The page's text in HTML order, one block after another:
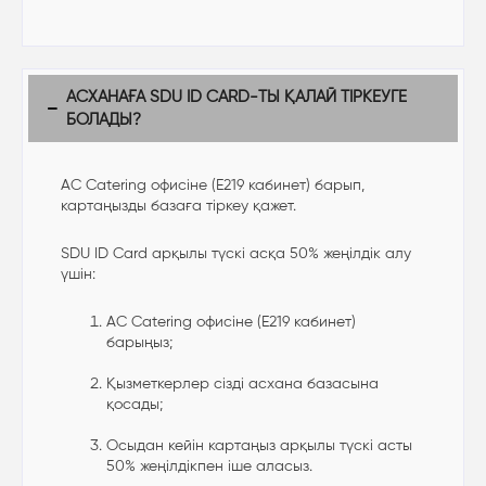
АСХАНАҒА SDU ID CARD-ТЫ ҚАЛАЙ ТІРКЕУГЕ
БОЛАДЫ?
AC Catering офисіне (E219 кабинет) барып,
картаңызды базаға тіркеу қажет.
SDU ID Card арқылы түскі асқа 50% жеңілдік алу
үшін:
AC Catering офисіне (E219 кабинет)
барыңыз;
Қызметкерлер сізді асхана базасына
қосады;
Осыдан кейін картаңыз арқылы түскі асты
50% жеңілдікпен іше аласыз.